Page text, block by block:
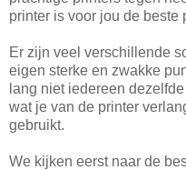
printer is voor jou de beste
Er zijn veel verschillende
eigen sterke en zwakke
lang niet iedereen
wat je van de printer
gebruikt.
We kijken eerst naar de